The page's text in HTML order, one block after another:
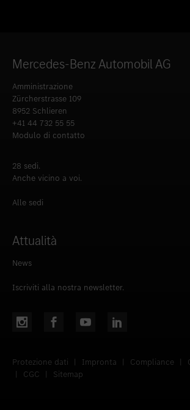
Mercedes-Benz Automobil AG
Amministrazione
Zürcherstrasse 109
8952 Schlieren
+41 44 732 55 55
Modulo di contatto
28 sedi.
Anche vicino a voi.
Alle sedi
Attualità
News
Iscriviti alla nostra newsletter.
Protezione dati | Impronta | Compliance |
|
CGC | Sitemap